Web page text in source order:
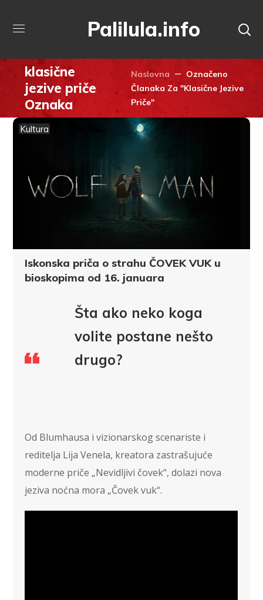
Palilula.info
klasične
jezive priče
Oznaka
Naslovna
Označeno
Članaka Za "klasične Jezive
Priče"
Kultura
Iskonska priča o strahu ČOVEK VUK u
bioskopima od 16. januara
Šta ako neko koga
volite postane nešto
drugo?
Od Blumhausa i vizionarskog scenariste i
reditelja Lija Venela, kreatora zastrašujuće
moderne priče „Nevidljivi čovek“, dolazi nova
jeziva noćna mora „Čovek vuk“.